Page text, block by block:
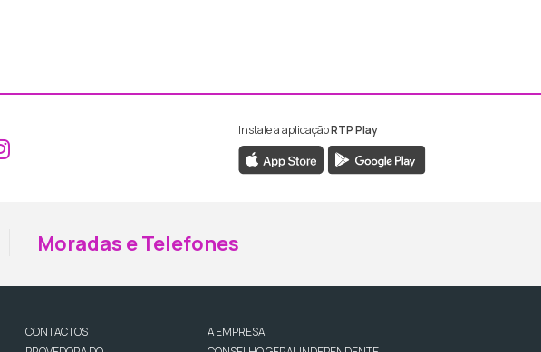
ao Facebook da RTP Madeira
Aceder ao Instagram da RTP Madeira
Instale a aplicaçãoRTP Play
Moradas e Telefones
CONTACTOS
A EMPRESA